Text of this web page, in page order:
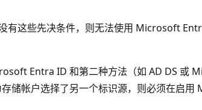
有这些先决条件，则无法使用 Microsoft
Entra ID 和第二种方法（如 AD DS 或
储帐户选择了另一个标识源，则必须在启